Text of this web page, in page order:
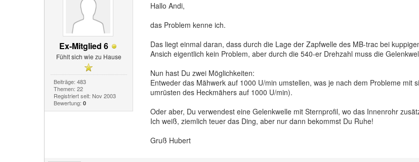
Ex-Mitglied 6
Fühlt sich wie zu Hause
Beiträge: 483
Themen: 22
Registriert seit: Nov 2003
Bewertung: 0
Hallo Andi,
das Problem kenne ich.
Das liegt einmal daran, dass durch die Lage der Zapfwelle des MB-trac bei
Ansich eigentlich kein Problem, aber durch die 540-er Drehzahl muss die
Nun hast Du zwei Möglichkeiten:
Entweder das Mähwerk auf 1000 U/min umstellen, was je nach dem Probleme mit
umrüsten des Heckmähers auf 1000 U/min).
Oder aber, Du verwendest eine Gelenkwelle mit Sternprofil, wo das Innenrohr
Ich weiß, ziemlich teuer das Ding, aber nur dann bekommst Du Ruhe!
Gruß Hubert